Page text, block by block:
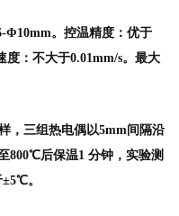
Φ10mm。控温精度：优于
：不大于0.01mm/s。最大
，三组热电偶以5mm间隔沿
800℃后保温1 分钟，实验测
。